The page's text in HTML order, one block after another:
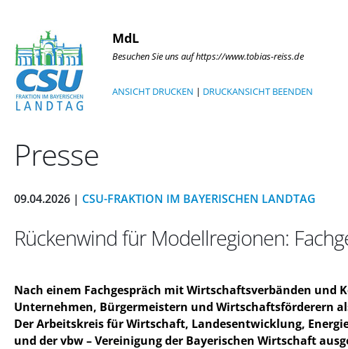
MdL
Besuchen Sie uns auf https://www.tobias-reiss.de
ANSICHT DRUCKEN | DRUCKANSICHT BEENDEN
Presse
09.04.2026 | CSU-FRAKTION IM BAYERISCHEN LANDTAG
Rückenwind für Modellregionen:
Nach einem Fachgespräch mit Wirtschaftsverbänden und
Unternehmen, Bürgermeistern und Wirtschaftsförderern
Der Arbeitskreis für Wirtschaft, Landesentwicklung,
und der vbw – Vereinigung der Bayerischen Wirtschaft